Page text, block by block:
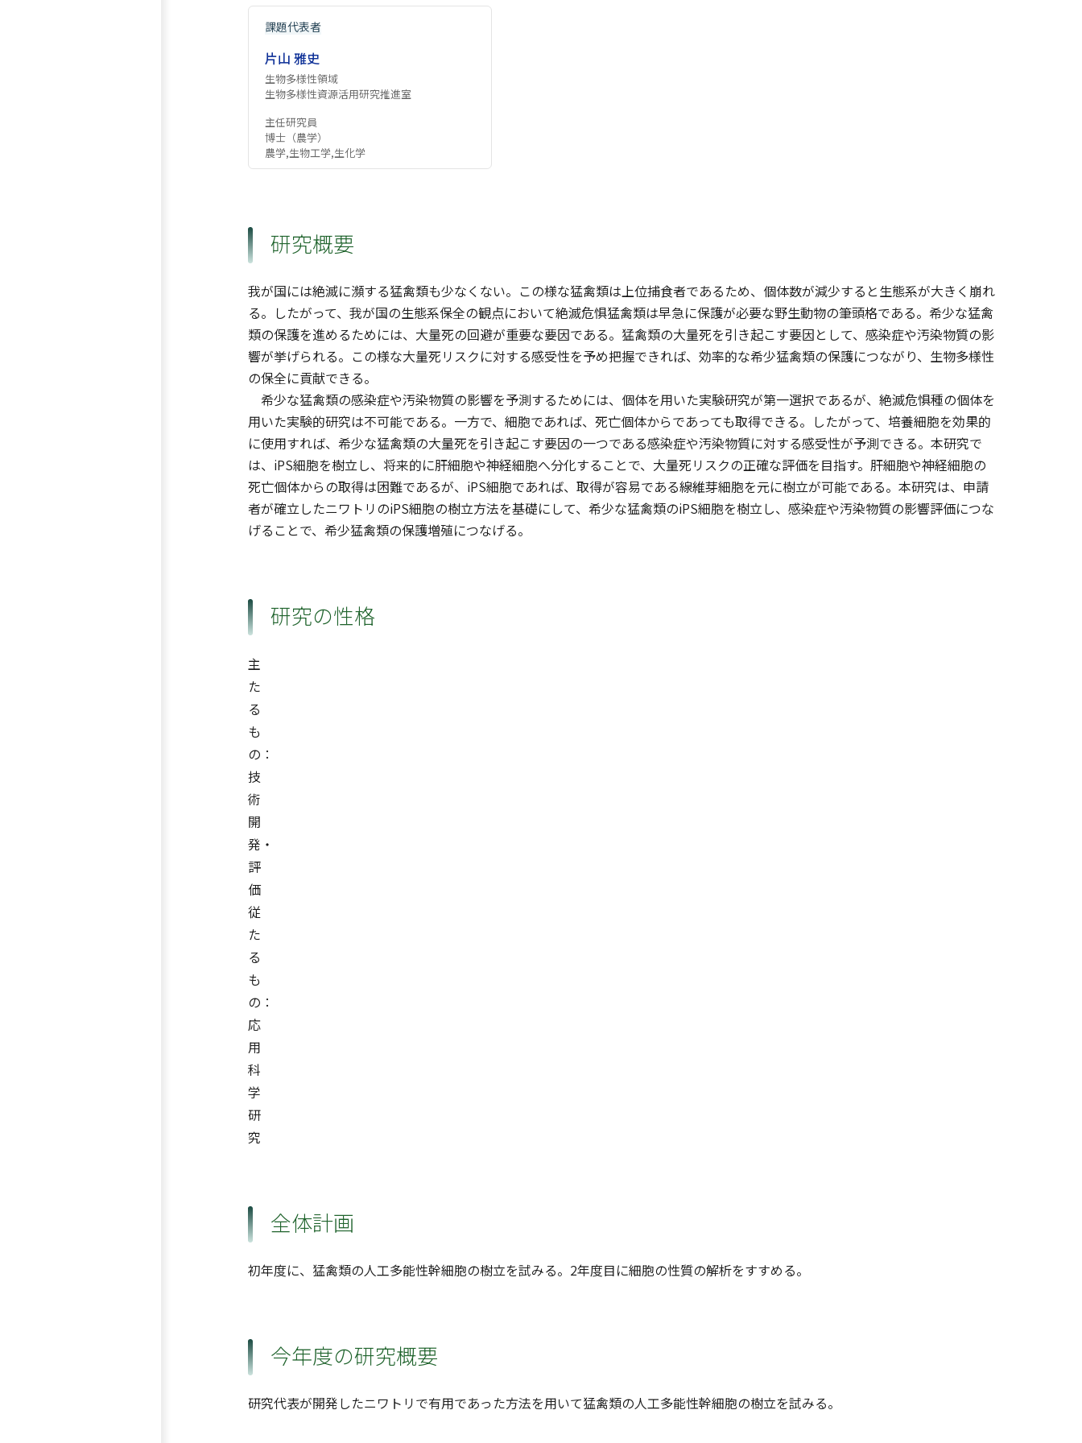
課題代表者
片山 雅史
生物多様性領域
生物多様性資源活用研究推進室
主任研究員
博士（農学）
農学,生物工学,生化学
研究概要
我が国には絶滅に瀕する猛禽類も少なくない。この様な猛禽類は上位捕食者であるため、個体数が減少すると生態系が大きく崩れ
る。したがって、我が国の生態系保全の観点において絶滅危惧猛禽類は早急に保護が必要な野生動物の筆頭格である。希少な猛禽
類の保護を進めるためには、大量死の回避が重要な要因である。猛禽類の大量死を引き起こす要因として、感染症や汚染物質の影
響が挙げられる。この様な大量死リスクに対する感受性を予め把握できれば、効率的な希少猛禽類の保護につながり、生物多様性
の保全に貢献できる。
希少な猛禽類の感染症や汚染物質の影響を予測するためには、個体を用いた実験研究が第一選択であるが、絶滅危惧種の個体を
用いた実験的研究は不可能である。一方で、細胞であれば、死亡個体からであっても取得できる。したがって、培養細胞を効果的
に使用すれば、希少な猛禽類の大量死を引き起こす要因の一つである感染症や汚染物質に対する感受性が予測できる。本研究で
は、iPS細胞を樹立し、将来的に肝細胞や神経細胞へ分化することで、大量死リスクの正確な評価を目指す。肝細胞や神経細胞の
死亡個体からの取得は困難であるが、iPS細胞であれば、取得が容易である線維芽細胞を元に樹立が可能である。本研究は、申請
者が確立したニワトリのiPS細胞の樹立方法を基礎にして、希少な猛禽類のiPS細胞を樹立し、感染症や汚染物質の影響評価につな
げることで、希少猛禽類の保護増殖につなげる。
研究の性格
主
た
る
も
の：
技
術
開
発・
評
価
従
た
る
も
の：
応
用
科
学
研
究
全体計画
初年度に、猛禽類の人工多能性幹細胞の樹立を試みる。2年度目に細胞の性質の解析をすすめる。
今年度の研究概要
研究代表が開発したニワトリで有用であった方法を用いて猛禽類の人工多能性幹細胞の樹立を試みる。